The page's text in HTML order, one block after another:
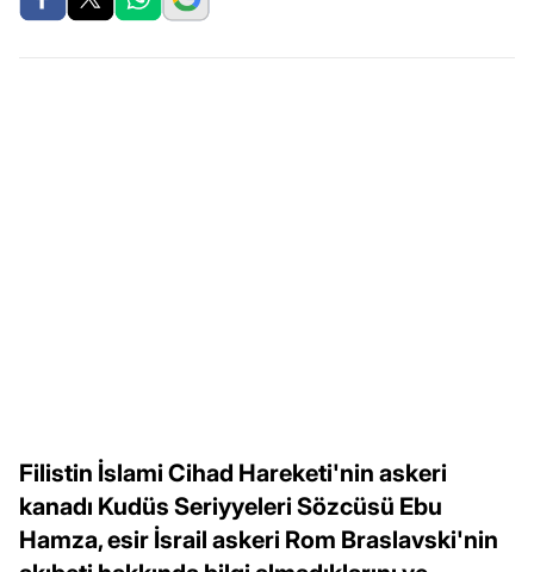
Filistin İslami Cihad Hareketi'nin askeri
kanadı Kudüs Seriyyeleri Sözcüsü Ebu
Hamza, esir İsrail askeri Rom Braslavski'nin